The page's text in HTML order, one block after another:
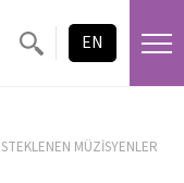
EN
MÜZİSYENLER